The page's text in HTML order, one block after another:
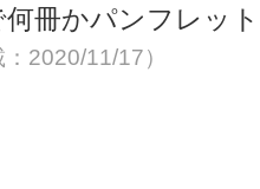
冊かパンフレッ
2020/11/17）